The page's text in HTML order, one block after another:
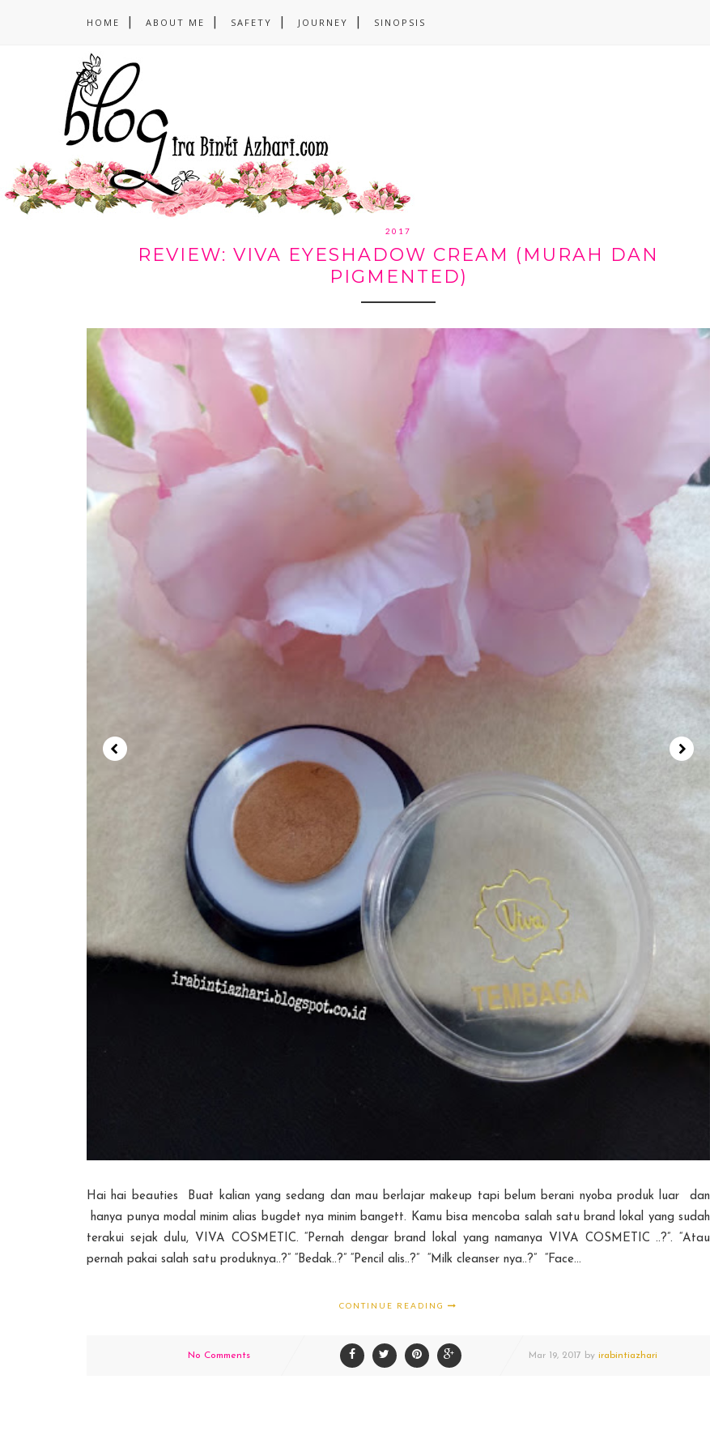
HOME ABOUT ME SAFETY JOURNEY SINOPSIS
2017
REVIEW: VIVA EYESHADOW CREAM (MURAH DAN
PIGMENTED)
Hai hai beauties Buat kalian yang sedang dan mau berlajar makeup tapi belum berani nyoba produk luar dan
hanya punya modal minim alias bugdet nya minim bangett. Kamu bisa mencoba salah satu brand lokal yang sudah
terakui sejak dulu, VIVA COSMETIC. “Pernah dengar brand lokal yang namanya VIVA COSMETIC ..?”. “Atau
pernah pakai salah satu produknya..?” “Bedak..?” “Pencil alis..?” “Milk cleanser nya..?” “Face...
CONTINUE READING
No Comments Mar 19, 2017 by irabintiazhari